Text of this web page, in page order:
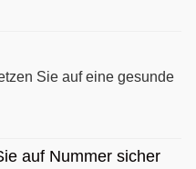
Sie auf eine gesunde
auf Nummer sicher